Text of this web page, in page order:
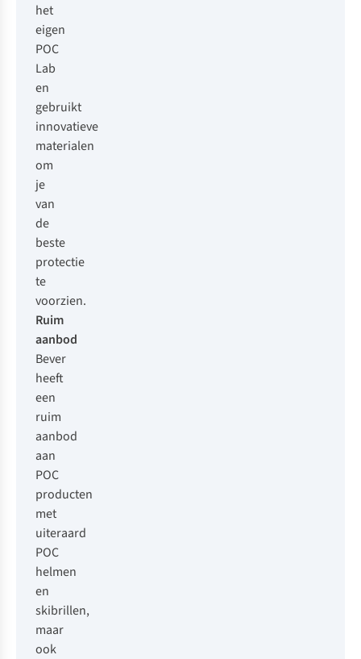
het
eigen
POC
Lab
en
gebruikt
innovatieve
materialen
om
je
van
de
beste
protectie
te
voorzien.
Ruim
aanbod
Bever
heeft
een
ruim
aanbod
aan
POC
producten
met
uiteraard
POC
helmen
en
skibrillen,
maar
ook